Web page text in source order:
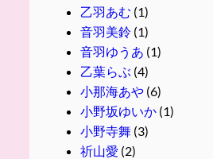
乙羽あむ (1)
音羽美鈴(1)
音羽ゆうあ (1)
乙葉らぶ (4)
小那海あや(6)
小野坂ゆいか(1)
小野寺舞(3)
祈山愛 (2)